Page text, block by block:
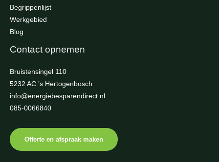
Begrippenlijst
Werkgebied
Blog
Contact opnemen
Bruistensingel 110
5232 AC ’s Hertogenbosch
info@energiebesparendirect.nl
085-0066840
Offerte en afspraak maken